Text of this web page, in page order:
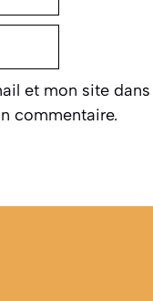
et mon site dans
commentaire.